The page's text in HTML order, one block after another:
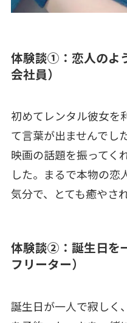
体験談①：恋人のよ
会社員）
初めてレンタル彼女を
て言葉が出ませんでし
映画の話題を振ってく
した。まるで本物の恋
気分で、とても癒やさ
体験談②：誕生日を
フリーター）
誕生日が一人で寂しく